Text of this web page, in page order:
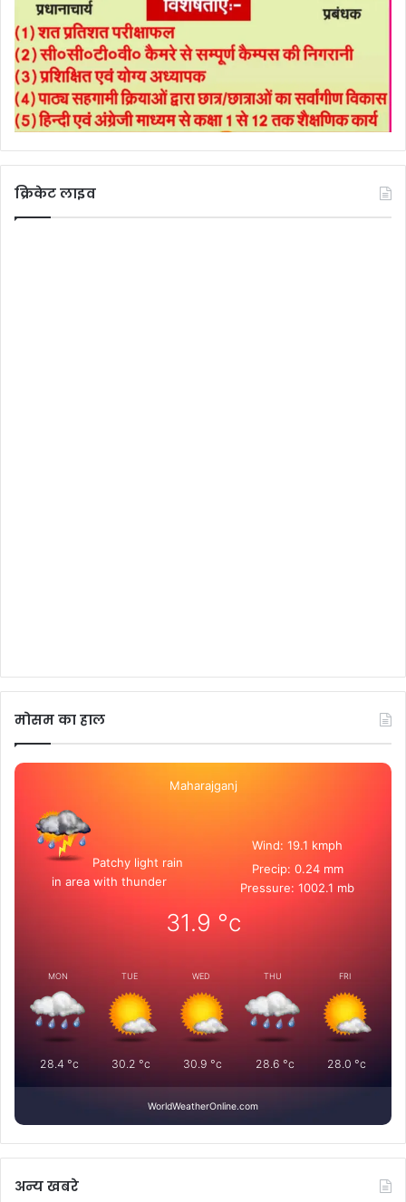
क्रिकेट लाइव
मोसम का हाल
Maharajganj
Patchy light rain
in area with thunder
Wind: 19.1 kmph
Precip: 0.24 mm
Pressure: 1002.1 mb
31.9 °c
MON
28.4 °c
TUE
30.2 °c
WED
30.9 °c
THU
28.6 °c
FRI
28.0 °c
WorldWeatherOnline.com
अन्य खबरे